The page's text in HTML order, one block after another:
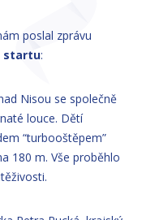
poslal zprávu
startu:
Nisou se společně
louce. Dětí
“turbooštěpem”
180 m. Vše proběhlo